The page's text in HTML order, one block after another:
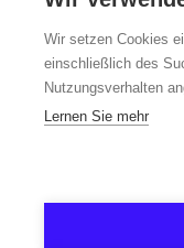
Wir setzen Cookies
einschließlich des
Nutzungsverhalten
Lernen Sie mehr